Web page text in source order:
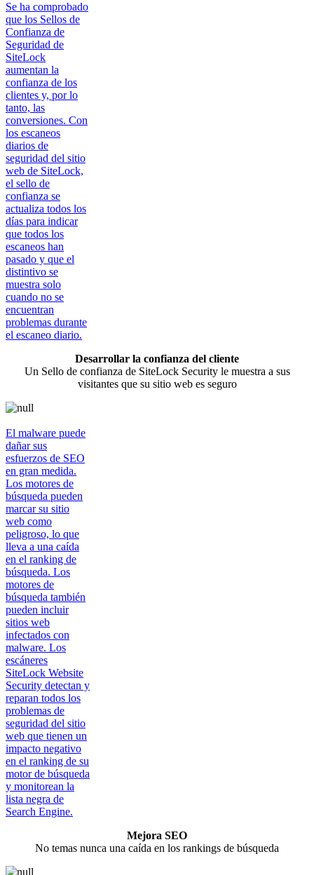
Se ha comprobado
que los Sellos de
Confianza de
Seguridad de
SiteLock
aumentan la
confianza de los
clientes y, por lo
tanto, las
conversiones. Con
los escaneos
diarios de
seguridad del sitio
web de SiteLock,
el sello de
confianza se
actualiza todos los
días para indicar
que todos los
escaneos han
pasado y que el
distintivo se
muestra solo
cuando no se
encuentran
problemas durante
el escaneo diario.
Desarrollar la confianza del cliente
Un Sello de confianza de SiteLock Security le muestra a sus
visitantes que su sitio web es seguro
El malware puede
dañar sus
esfuerzos de SEO
en gran medida.
Los motores de
búsqueda pueden
marcar su sitio
web como
peligroso, lo que
lleva a una caída
en el ranking de
búsqueda. Los
motores de
búsqueda también
pueden incluir
sitios web
infectados con
malware. Los
escáneres
SiteLock Website
Security detectan y
reparan todos los
problemas de
seguridad del sitio
web que tienen un
impacto negativo
en el ranking de su
motor de búsqueda
y monitorean la
lista negra de
Search Engine.
Mejora SEO
No temas nunca una caída en los rankings de búsqueda